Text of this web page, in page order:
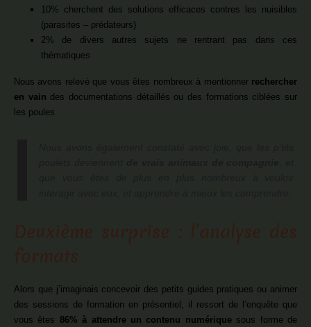
10% cherchent des solutions efficaces contres les nuisibles
(parasites – prédateurs)
2% de divers autres sujets ne rentrant pas dans ces
thématiques
Nous avons relevé que vous êtes nombreux à mentionner rechercher
en vain des documentations détaillés ou des formations ciblées sur
les poules.
Alors que j’imaginais concevoir des petits guides pratiques ou animer
des sessions de formation en présentiel, il ressort de l’enquête que
vous êtes 86% à attendre un contenu numériquesous forme de